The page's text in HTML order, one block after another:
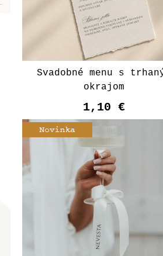
Svadobné menu s
okrajom
1,10 €